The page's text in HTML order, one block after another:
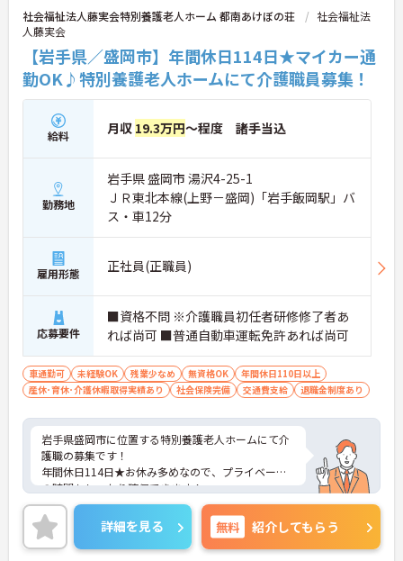
社会福祉法人藤実会特別養護老人ホーム 都南あけぼの荘
社会福祉法
人藤実会
【岩手県／盛岡市】年間休日114日★マイカー通
勤OK♪特別養護老人ホームにて介護職員募集！
給料 月収 19.3万円～程度 諸手当込
勤務地
岩手県 盛岡市 湯沢4-25-1
ＪＲ東北本線(上野－盛岡)「岩手飯岡駅」バ
ス・車12分
雇用形態 正社員(正職員)
応募要件
■資格不問 ※介護職員初任者研修修了者あ
れば尚可 ■普通自動車運転免許あれば尚可
車通勤可 未経験OK 残業少なめ 無資格OK
年間休日110日以上
産休･育休･介護休暇取得実績あり
社会保険完備 交通費支給 退職金制度あり
岩手県盛岡市に位置する特別養護老人ホームにて介
護職の募集です！
年間休日114日★お休み多めなので、プライベート
の時間もしっかり確保できます！
マイカー通勤OKなので、通勤も楽々です♪
福利厚生が整っておりますので安心して就業してい
ただけます。
ご確認お願い致します。
詳細を見る 無料 紹介してもらう